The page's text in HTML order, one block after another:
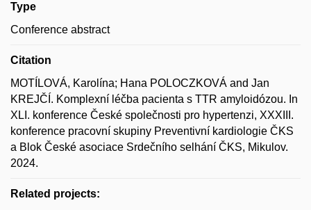
Type
Conference abstract
Citation
MOTÍLOVÁ, Karolína; Hana POLOCZKOVÁ and Jan
KREJČÍ. Komplexní léčba pacienta s TTR amyloidózou. In
XLI. konference České společnosti pro hypertenzi, XXXIII.
konference pracovní skupiny Preventivní kardiologie ČKS
a Blok České asociace Srdečního selhání ČKS, Mikulov.
2024.
Related projects: